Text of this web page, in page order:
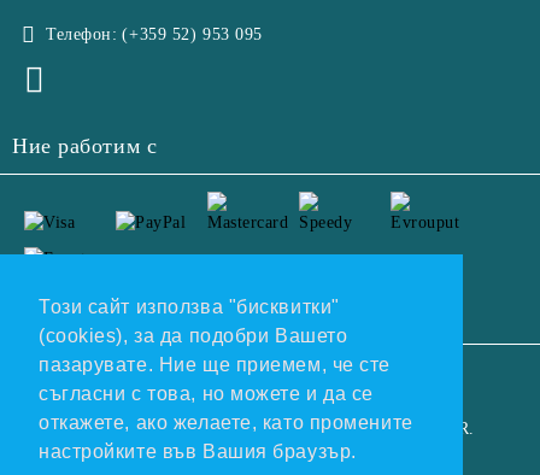
Този сайт използва "бисквитки"
(cookies), за да подобри Вашето
пазарувате. Ние ще приемем, че сте
съгласни с това, но можете и да се
откажете, ако желаете, като промените
настройките във Вашия браузър.
Телефон: (+359 52) 953 095
Ние работим с
Нашият онлайн магазин е 100% съобразен с GDPR.
Прочетете нашата политика